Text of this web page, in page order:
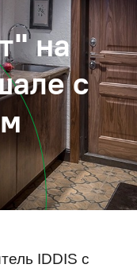
на
с
IDDIS с